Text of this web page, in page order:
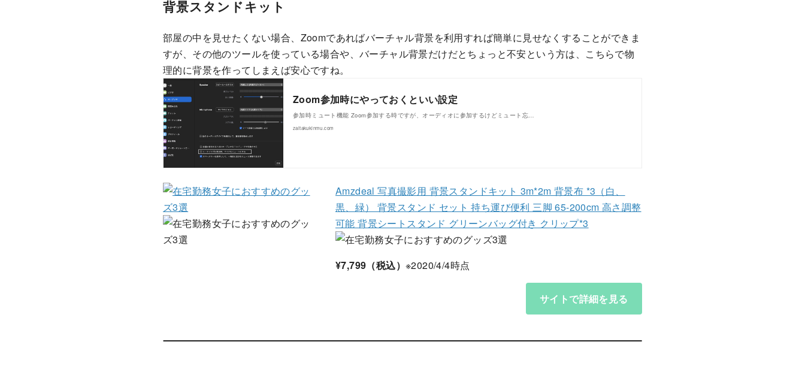
背景スタンドキット
部屋の中を見せたくない場合、Zoomであればバーチャル背景を利用すれば簡単に見せなくすることができま
すが、その他のツールを使っている場合や、バーチャル背景だけだとちょっと不安という方は、こちらで物
理的に背景を作ってしまえば安心ですね。
Zoom参加時にやっておくといい設定
参加時ミュート機能 Zoom参加する時ですが、オーディオに参加するけどミュート忘…
zaitakukinmu.com
Amzdeal 写真撮影用 背景スタンドキット 3m*2m 背景布 *3（白、
黒、緑） 背景スタンド セット 持ち運び便利 三脚 65-200cm 高さ調整
可能 背景シートスタンド グリーンバッグ付き クリップ*3
¥7,799（税込） ※2020/4/4時点
サイトで詳細を見る